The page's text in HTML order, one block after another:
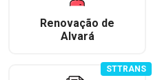
Renovação de
Alvará
STTRANS